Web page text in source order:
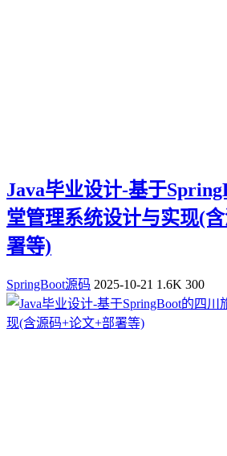
Java毕业设计-基于
堂管理系统设计与实现(
署等)
SpringBoot源码 2025-10-21 1.6K 300